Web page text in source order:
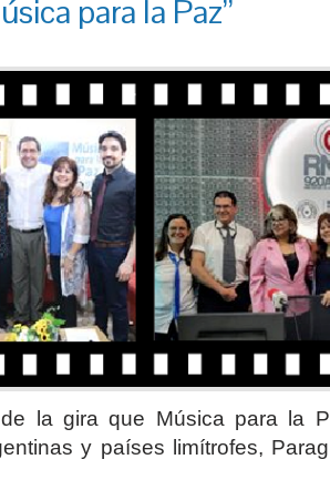
para la Paz”
la gira que Música para la
y países limítrofes,